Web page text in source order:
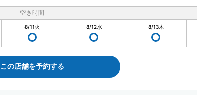
空き時間
8/11火 8/12水 8/13木
この店舗を予約する